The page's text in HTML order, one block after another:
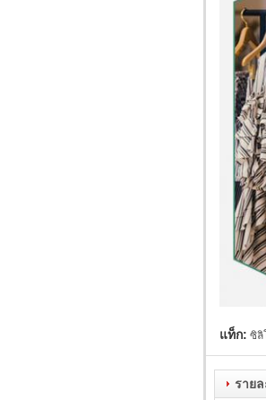
แท็ก: ซิลิ
ราย